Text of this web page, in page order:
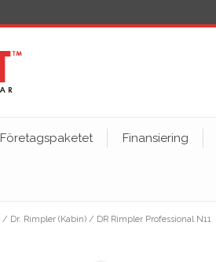
Företagspaketet Finansiering
/ Dr. Rimpler (Kabin) / DR Rimpler Professional N11